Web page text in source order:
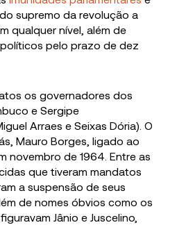
supremo da revolução a
qualquer nível, além de
pelo prazo de dez
os governadores dos
e Sergipe
Arraes e Seixas Dória). O
Mauro Borges, ligado ao
novembro de 1964. Entre as
que tiveram mandatos
a suspensão de seus
de nomes óbvios como os
Jânio e Juscelino,